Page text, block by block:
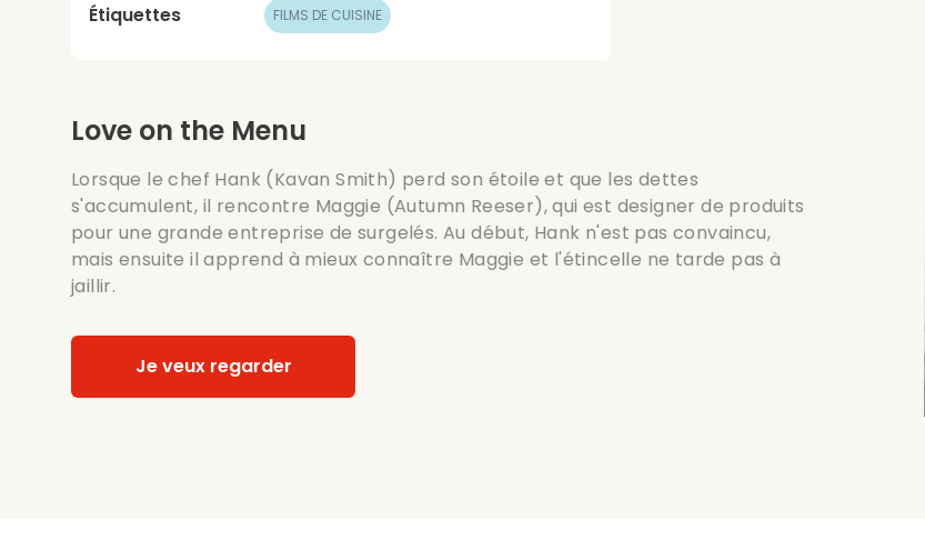
Étiquettes FILMS DE CUISINE
Love on the Menu
Lorsque le chef Hank (Kavan Smith) perd son étoile et que les dettes
s'accumulent, il rencontre Maggie (Autumn Reeser), qui est designer de produits
pour une grande entreprise de surgelés. Au début, Hank n'est pas convaincu,
mais ensuite il apprend à mieux connaître Maggie et l'étincelle ne tarde pas à
jaillir.
Je veux regarder